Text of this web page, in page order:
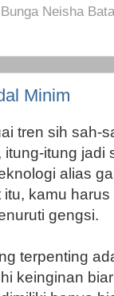
Neisha
Minim
tren sih sah-
itung jadi
alias
kamu
gengsi.
terpenting
keinginan